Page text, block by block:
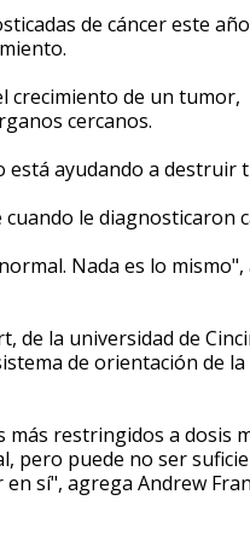
de cáncer este
crecimiento de un
cercanos.
ayudando a destruir
le diagnosticaron
Nada es lo
de la universidad de
de orientación de
restringidos a dosis
pero puede no ser
sí", agrega Andrew